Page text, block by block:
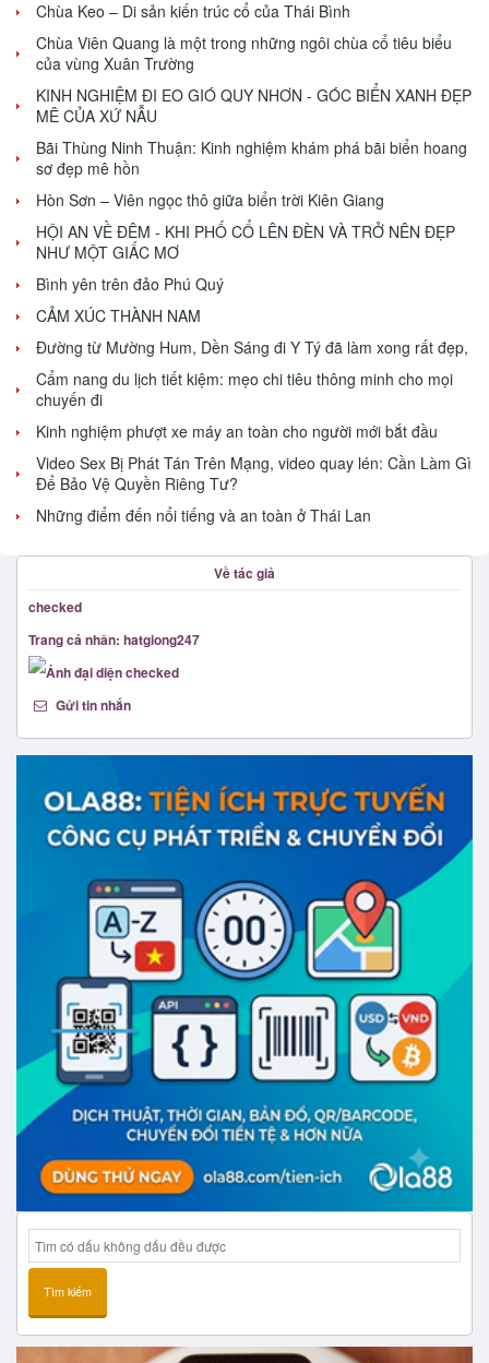
Chùa Keo – Di sản kiến trúc cổ của Thái Bình
Chùa Viên Quang là một trong những ngôi chùa cổ tiêu biểu
của vùng Xuân Trường
KINH NGHIỆM ĐI EO GIÓ QUY NHƠN - GÓC BIỂN XANH ĐẸP
MÊ CỦA XỨ NẪU
Bãi Thùng Ninh Thuận: Kinh nghiệm khám phá bãi biển hoang
sơ đẹp mê hồn
Hòn Sơn – Viên ngọc thô giữa biển trời Kiên Giang
HỘI AN VỀ ĐÊM - KHI PHỐ CỔ LÊN ĐÈN VÀ TRỞ NÊN ĐẸP
NHƯ MỘT GIẤC MƠ
Bình yên trên đảo Phú Quý
CẢM XÚC THÀNH NAM
Đường từ Mường Hum, Dền Sáng đi Y Tý đã làm xong rất đẹp,
Cẩm nang du lịch tiết kiệm: mẹo chi tiêu thông minh cho mọi
chuyến đi
Kinh nghiệm phượt xe máy an toàn cho người mới bắt đầu
Video Sex Bị Phát Tán Trên Mạng, video quay lén: Cần Làm Gì
Để Bảo Vệ Quyền Riêng Tư?
Những điểm đến nổi tiếng và an toàn ở Thái Lan
Về tác giả
checked
Trang cá nhân: hatgiong247
Gửi tin nhắn
Tìm kiếm